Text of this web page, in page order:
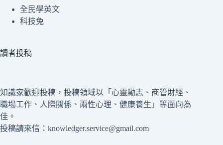
全民學英文
科技兔
讀者投稿
知識家歡迎投稿，投稿領域以「心靈勵志、商管財經、
職場工作、人際關係、兩性心理、健康養生」等面向為
佳。
投稿請來信：knowledger.service@gmail.com